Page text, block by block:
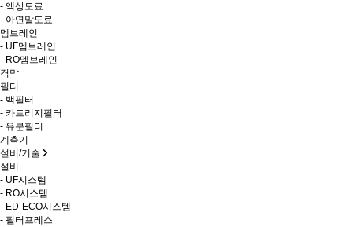
- 액상도료
- 아연말도료
멤브레인
- UF멤브레인
- RO멤브레인
격막
필터
- 백필터
- 카트리지필터
- 유분필터
계측기
설비/기술
설비
- UF시스템
- RO시스템
- ED-ECO시스템
- 필터프레스